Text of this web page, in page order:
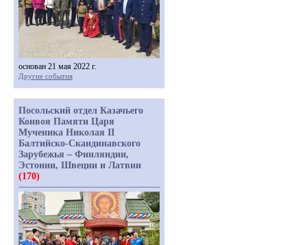
основан 21 мая 2022 г.
Другие события
Посольский отдел Казачьего
Конвоя Памяти Царя
Мученика Николая II
Балтийско-Скандинавского
Зарубежья – Финляндии,
Эстонии, Швеции и Латвии
(170)